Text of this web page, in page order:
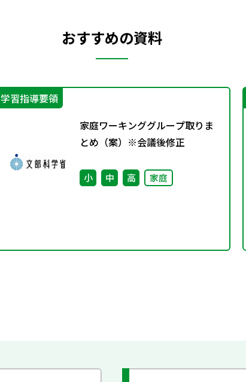
おすすめの資料
学習指導要領
家庭ワーキンググループ取りま
とめ（案）※会議後修正
小 中 高 家庭